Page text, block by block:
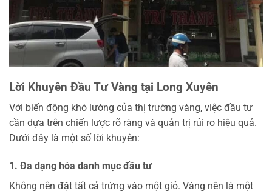
Lời Khuyên Đầu Tư Vàng tại Long Xuyên
Với biến động khó lường của thị trường vàng, việc đầu tư
cần dựa trên chiến lược rõ ràng và quản trị rủi ro hiệu quả.
Dưới đây là một số lời khuyên:
1. Đa dạng hóa danh mục đầu tư
Không nên đặt tất cả trứng vào một giỏ. Vàng nên là một